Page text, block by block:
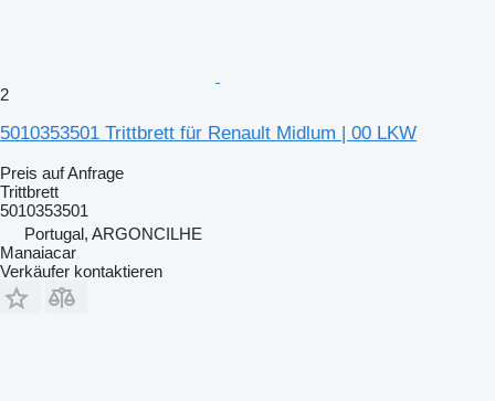
2
5010353501 Trittbrett für Renault Midlum | 00 LKW
Preis auf Anfrage
Trittbrett
5010353501
Portugal, ARGONCILHE
Manaiacar
Verkäufer kontaktieren